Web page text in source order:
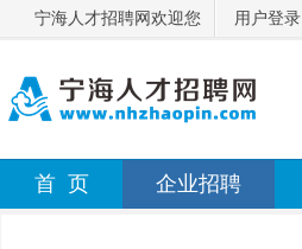
宁海人才招聘网欢迎您 用户登录
首 页 企业招聘